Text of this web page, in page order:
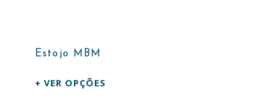
Estojo MBM
VER OPÇÕES